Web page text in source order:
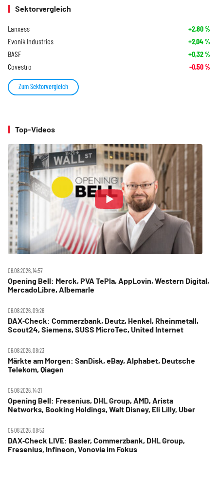
Sektorvergleich
Lanxess +2,80%
Evonik Industries +2,04%
BASF +0,32%
Covestro -0,50%
Zum Sektorvergleich
Top-Videos
06.08.2026, 14:57
Opening Bell: Merck, PVA TePla, AppLovin, Western Digital,
MercadoLibre, Albemarle
06.08.2026, 09:26
DAX‑Check: Commerzbank, Deutz, Henkel, Rheinmetall,
Scout24, Siemens, SUSS MicroTec, United Internet
06.08.2026, 08:23
Märkte am Morgen: SanDisk, eBay, Alphabet, Deutsche
Telekom, Qiagen
05.08.2026, 14:21
Opening Bell: Fresenius, DHL Group, AMD, Arista
Networks, Booking Holdings, Walt Disney, Eli Lilly, Uber
05.08.2026, 08:53
DAX‑Check LIVE: Basler, Commerzbank, DHL Group,
Fresenius, Infineon, Vonovia im Fokus